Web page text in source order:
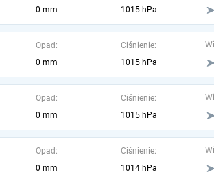
0 mm
1015 hPa
Opad:
0 mm
Ciśnienie:
1015 hPa
Opad:
0 mm
Ciśnienie:
1015 hPa
Opad:
0 mm
Ciśnienie:
1014 hPa